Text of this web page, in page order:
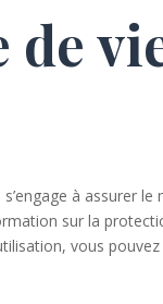
à assurer
sur la
vous